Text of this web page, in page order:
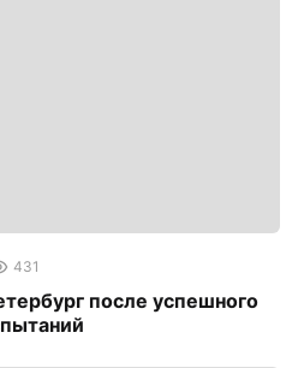
431
после успешного